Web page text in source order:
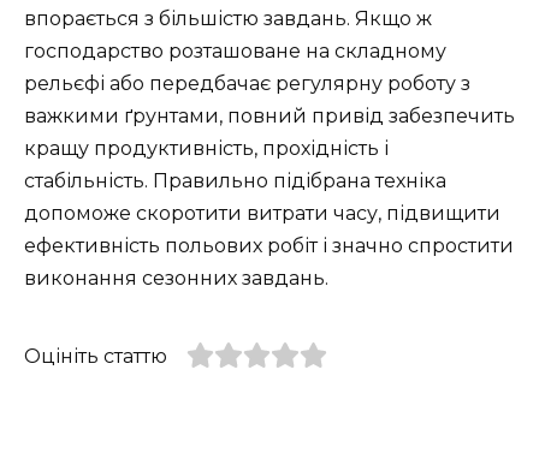
впорається з більшістю завдань. Якщо ж
господарство розташоване на складному
рельєфі або передбачає регулярну роботу з
важкими ґрунтами, повний привід забезпечить
кращу продуктивність, прохідність і
стабільність. Правильно підібрана техніка
допоможе скоротити витрати часу, підвищити
ефективність польових робіт і значно спростити
виконання сезонних завдань.
Оцініть статтю